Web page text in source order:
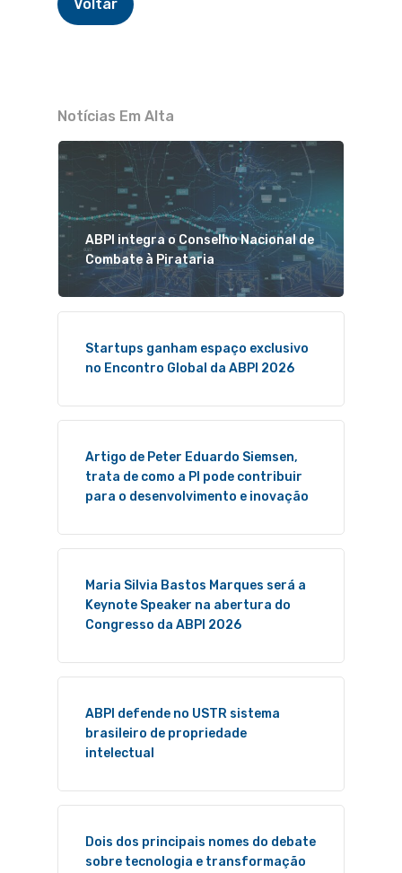
Voltar
Notícias Em Alta
ABPI integra o Conselho Nacional de
Combate à Pirataria
Startups ganham espaço exclusivo
no Encontro Global da ABPI 2026
Artigo de Peter Eduardo Siemsen,
trata de como a PI pode contribuir
para o desenvolvimento e inovação
Maria Silvia Bastos Marques será a
Keynote Speaker na abertura do
Congresso da ABPI 2026
ABPI defende no USTR sistema
brasileiro de propriedade
intelectual
Dois dos principais nomes do debate
sobre tecnologia e transformação